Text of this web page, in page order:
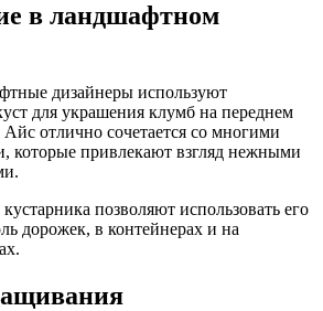
в ландшафтном
дизайнеры используют
для украшения клумб на переднем
отлично сочетается со многими
которые привлекают взгляд нежными
позволяют использовать его
дорожек, в контейнерах и на